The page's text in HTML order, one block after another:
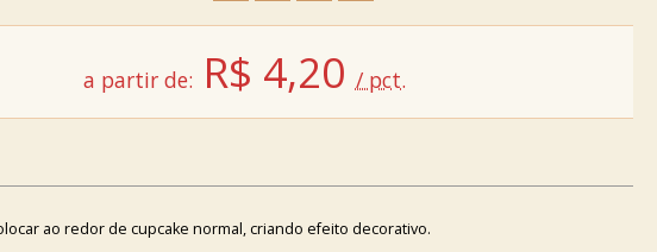
a partir de: R$ 4,20 / pct.
ao redor de cupcake normal, criando efeito decorativo.